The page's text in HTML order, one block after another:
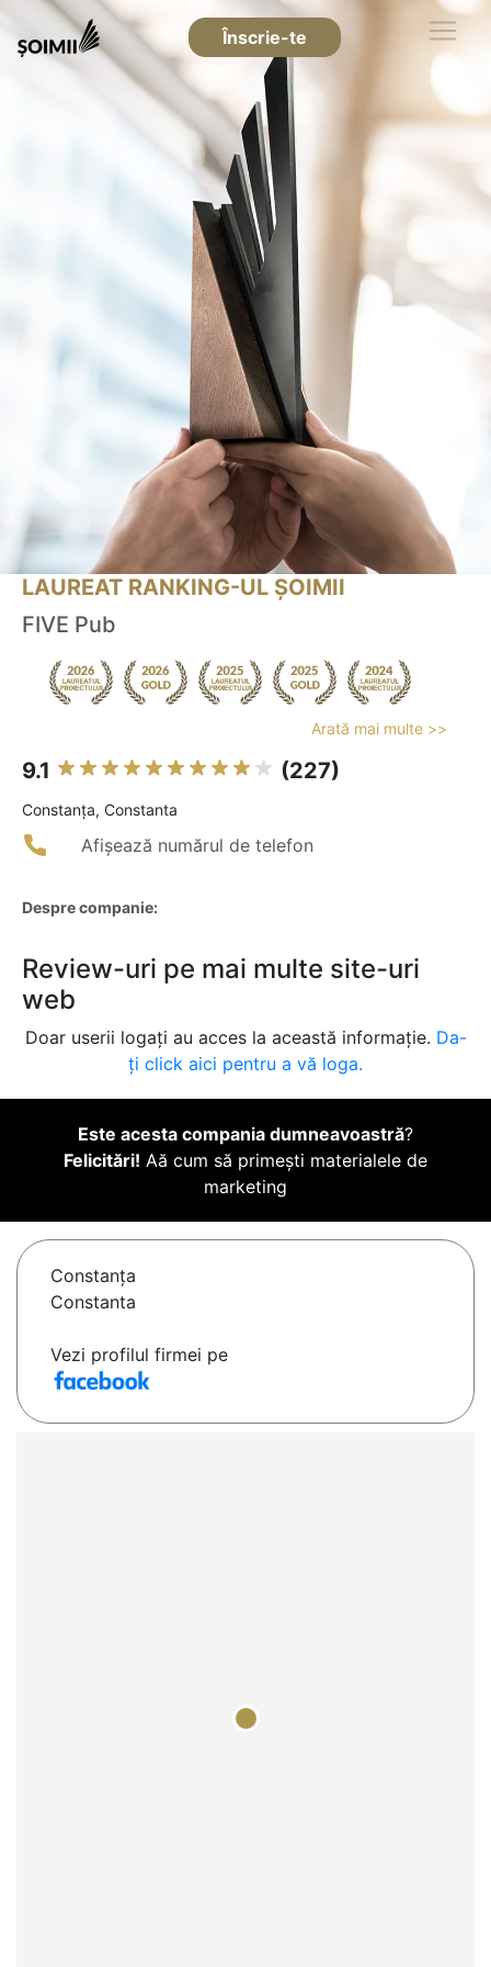
Înscrie-te
LAUREAT RANKING-UL ȘOIMII
FIVE Pub
Arată mai multe >>
9.1 (227)
Constanţa, Constanta
Afișează numărul de telefon
Despre companie:
Review-uri pe mai multe site-uri
web
Doar userii logați au acces la această informație. Da-
ți click aici pentru a vă loga.
Este acesta compania dumneavoastră?
Felicitări! Aă cum să primești materialele de
marketing
Constanţa
Constanta
Vezi profilul firmei pe